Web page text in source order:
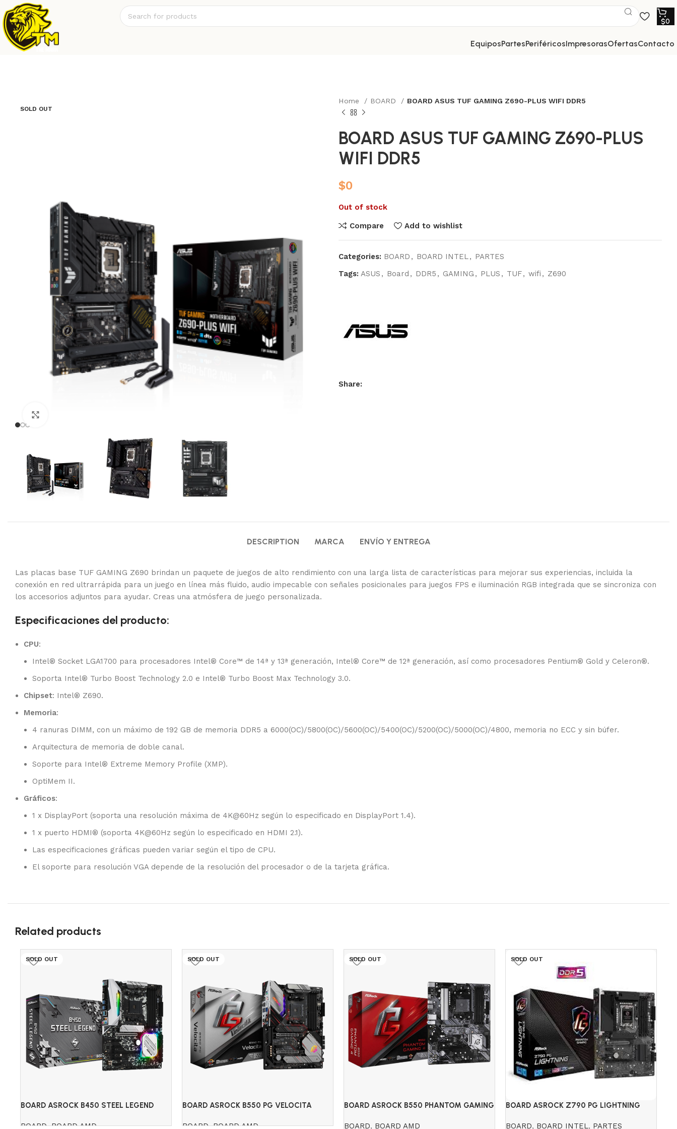
$0
equipos partes periféricos impresoras ofertas contacto
SOLD OUT
Home BOARD BOARD ASUS TUF GAMING Z690-PLUS WIFI DDR5
BOARD ASUS TUF GAMING Z690-PLUS
WIFI DDR5
$0
Out of stock
Compare Add to wishlist
Categories: BOARD , BOARD INTEL, PARTES
Tags: ASUS , Board , DDR5 , GAMING , PLUS , TUF, wifi , Z690
Share:
DESCRIPTION MARCA ENVÍO Y ENTREGA
Las placas base TUF GAMING Z690 brindan un paquete de juegos de alto rendimiento con una larga lista de características para mejorar sus experiencias, incluida la
conexión en red ultrarrápida para un juego en línea más fluido, audio impecable con señales posicionales para juegos FPS e iluminación RGB integrada que se sincroniza con
los accesorios adjuntos para ayudar. Creas una atmósfera de juego personalizada.
Especificaciones del producto:
CPU:
Intel® Socket LGA1700 para procesadores Intel® Core™ de 14ª y 13ª generación, Intel® Core™ de 12ª generación, así como procesadores Pentium® Gold y Celeron®.
Soporta Intel® Turbo Boost Technology 2.0 e Intel® Turbo Boost Max Technology 3.0.
Chipset: Intel® Z690.
Memoria:
4 ranuras DIMM, con un máximo de 192 GB de memoria DDR5 a 6000(OC)/5800(OC)/5600(OC)/5400(OC)/5200(OC)/5000(OC)/4800, memoria no ECC y sin búfer.
Arquitectura de memoria de doble canal.
Soporte para Intel® Extreme Memory Profile (XMP).
OptiMem II.
Gráficos:
1 x DisplayPort (soporta una resolución máxima de 4K@60Hz según lo especificado en DisplayPort 1.4).
1 x puerto HDMI® (soporta 4K@60Hz según lo especificado en HDMI 2.1).
Las especificaciones gráficas pueden variar según el tipo de CPU.
El soporte para resolución VGA depende de la resolución del procesador o de la tarjeta gráfica.
Related products
SOLD OUT
BOARD ASROCK B450 STEEL LEGEND
BOARD,BOARD AMD
SOLD OUT
BOARD ASROCK B550 PG VELOCITA
BOARD,BOARD AMD
SOLD OUT
BOARD ASROCK B550 PHANTOM GAMING
BOARD, BOARD AMD
SOLD OUT
BOARD ASROCK Z790 PG LIGHTNING
BOARD, BOARD INTEL, PARTES